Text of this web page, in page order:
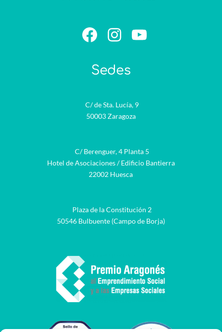
Facebook
Instagram
YouTube
Sedes
C/ de Sta. Lucía, 9
50003 Zaragoza
C/ Berenguer, 4 Planta 5
Hotel de Asociaciones / Edificio Bantierra
22002 Huesca
Plaza de la Constitución 2
50546 Bulbuente (Campo de Borja)